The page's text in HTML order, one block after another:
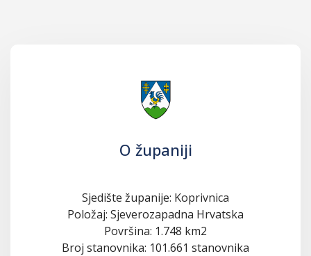
O županiji
Sjedište županije: Koprivnica
Položaj: Sjeverozapadna Hrvatska
Površina: 1.748 km2
Broj stanovnika: 101.661 stanovnika